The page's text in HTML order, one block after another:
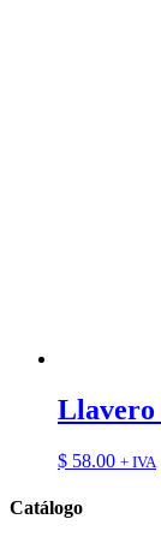
Llavero
$ 58.00 + IVA
Catálogo